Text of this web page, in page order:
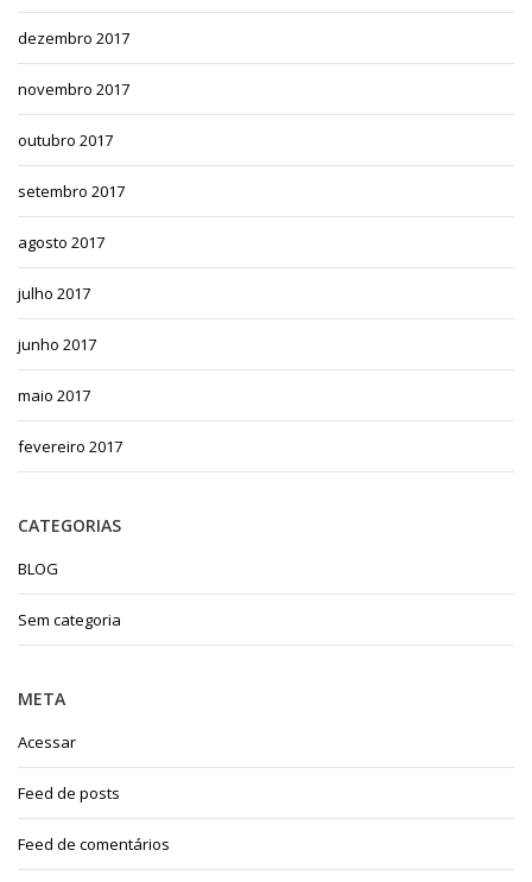
dezembro 2017
novembro 2017
outubro 2017
setembro 2017
agosto 2017
julho 2017
junho 2017
maio 2017
fevereiro 2017
CATEGORIAS
BLOG
Sem categoria
META
Acessar
Feed de posts
Feed de comentários